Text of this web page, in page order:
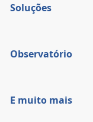
Soluções
Observatório
E muito mais